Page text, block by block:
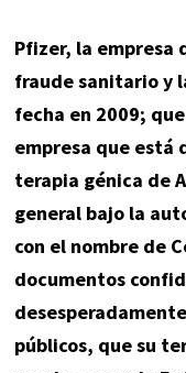
Pfizer, la empresa
fraude sanitario y
fecha en 2009;
empresa que está
terapia génica de
general bajo la
con el nombre de
documentos
públicos, que su